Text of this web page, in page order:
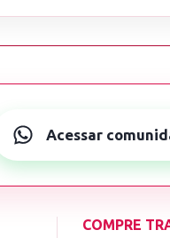
Acessar
COMPRE